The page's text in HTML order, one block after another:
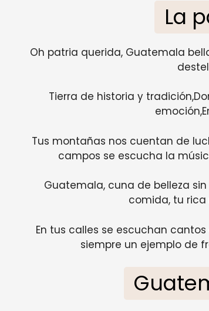
La
Oh patria querida, Guatemala
Tierra de historia y
Tus montañas nos cuentan de
campos se escucha la
Guatemala, cuna de belleza
comida, tu rica
En tus calles se escuchan
siempre un ejemplo de